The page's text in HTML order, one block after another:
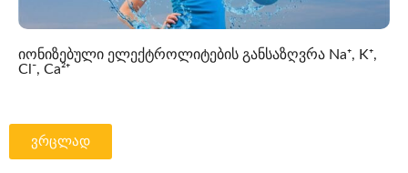
იონიზებული ელექტროლიტების განსაზღვრა Na⁺, K⁺,
Cl⁻, Ca²⁺
ვრცლად